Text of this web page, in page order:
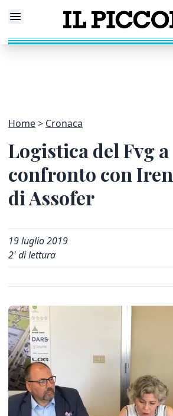
Home Cronaca
Logistica del Fvg a
confronto con
di Assofer
19 luglio 2019
2' di lettura